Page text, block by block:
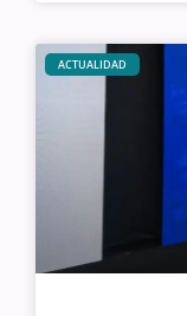
ACTUALIDAD